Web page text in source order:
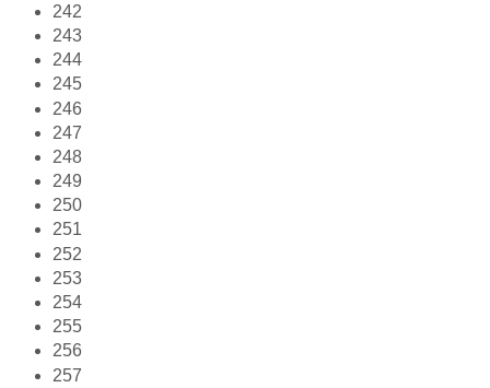
242
243
244
245
246
247
248
249
250
251
252
253
254
255
256
257